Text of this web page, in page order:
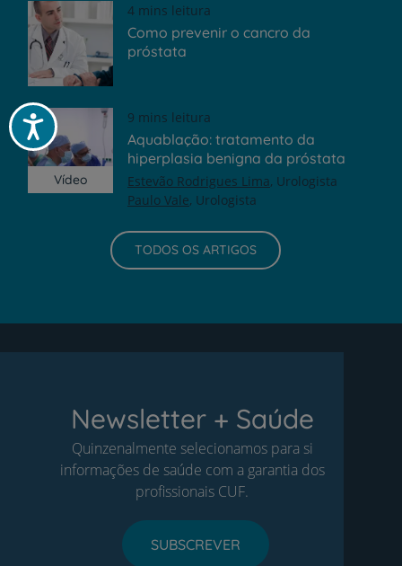
Acessibilidade
4 mins leitura
Como prevenir o cancro da
próstata
Vídeo
9 mins leitura
Aquablação: tratamento da
hiperplasia benigna da próstata
Estevão Rodrigues Lima Urologista
Paulo Vale Urologista
TODOS OS ARTIGOS
Newsletter + Saúde
Quinzenalmente selecionamos para si
informações de saúde com a garantia dos
profissionais CUF.
SUBSCREVER